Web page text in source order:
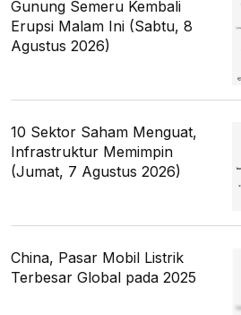
Gunung Semeru Kembali
Erupsi Malam Ini (Sabtu, 8
Agustus 2026)
10 Sektor Saham Menguat,
Infrastruktur Memimpin
(Jumat, 7 Agustus 2026)
China, Pasar Mobil Listrik
Terbesar Global pada 2025